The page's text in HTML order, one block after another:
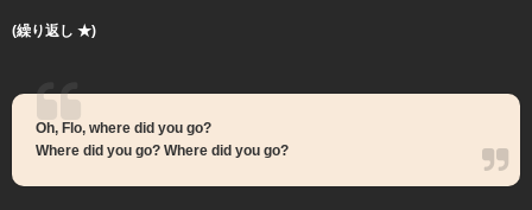
(繰り返し ★)
Oh, Flo, where did you go?
Where did you go? Where did you go?